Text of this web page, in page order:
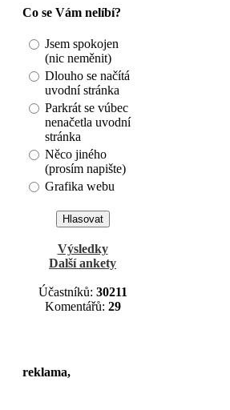
Co se Vám nelíbí?
Jsem spokojen
(nic neměnit)
Dlouho se načítá
uvodní stránka
Parkrát se vúbec
nenačetla uvodní
stránka
Něco jiného
(prosím napište)
Grafika webu
Výsledky
Další ankety
Účastníků: 30211
Komentářů: 29
reklama,